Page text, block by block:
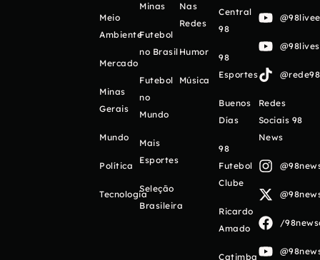
Meio
Ambiente
Mercado
Minas
Gerais
Mundo
Política
Tecnologia
Minas
Futebol
no Brasil
Futebol
no
Mundo
Mais
Esportes
Seleção
Brasileira
Nas
Redes
Humor
Música
Central
98
98
Esportes
Buenos
Días
98
Futebol
Clube
Ricardo
Amado
Catimba
Redes
Sociais 98
News
/